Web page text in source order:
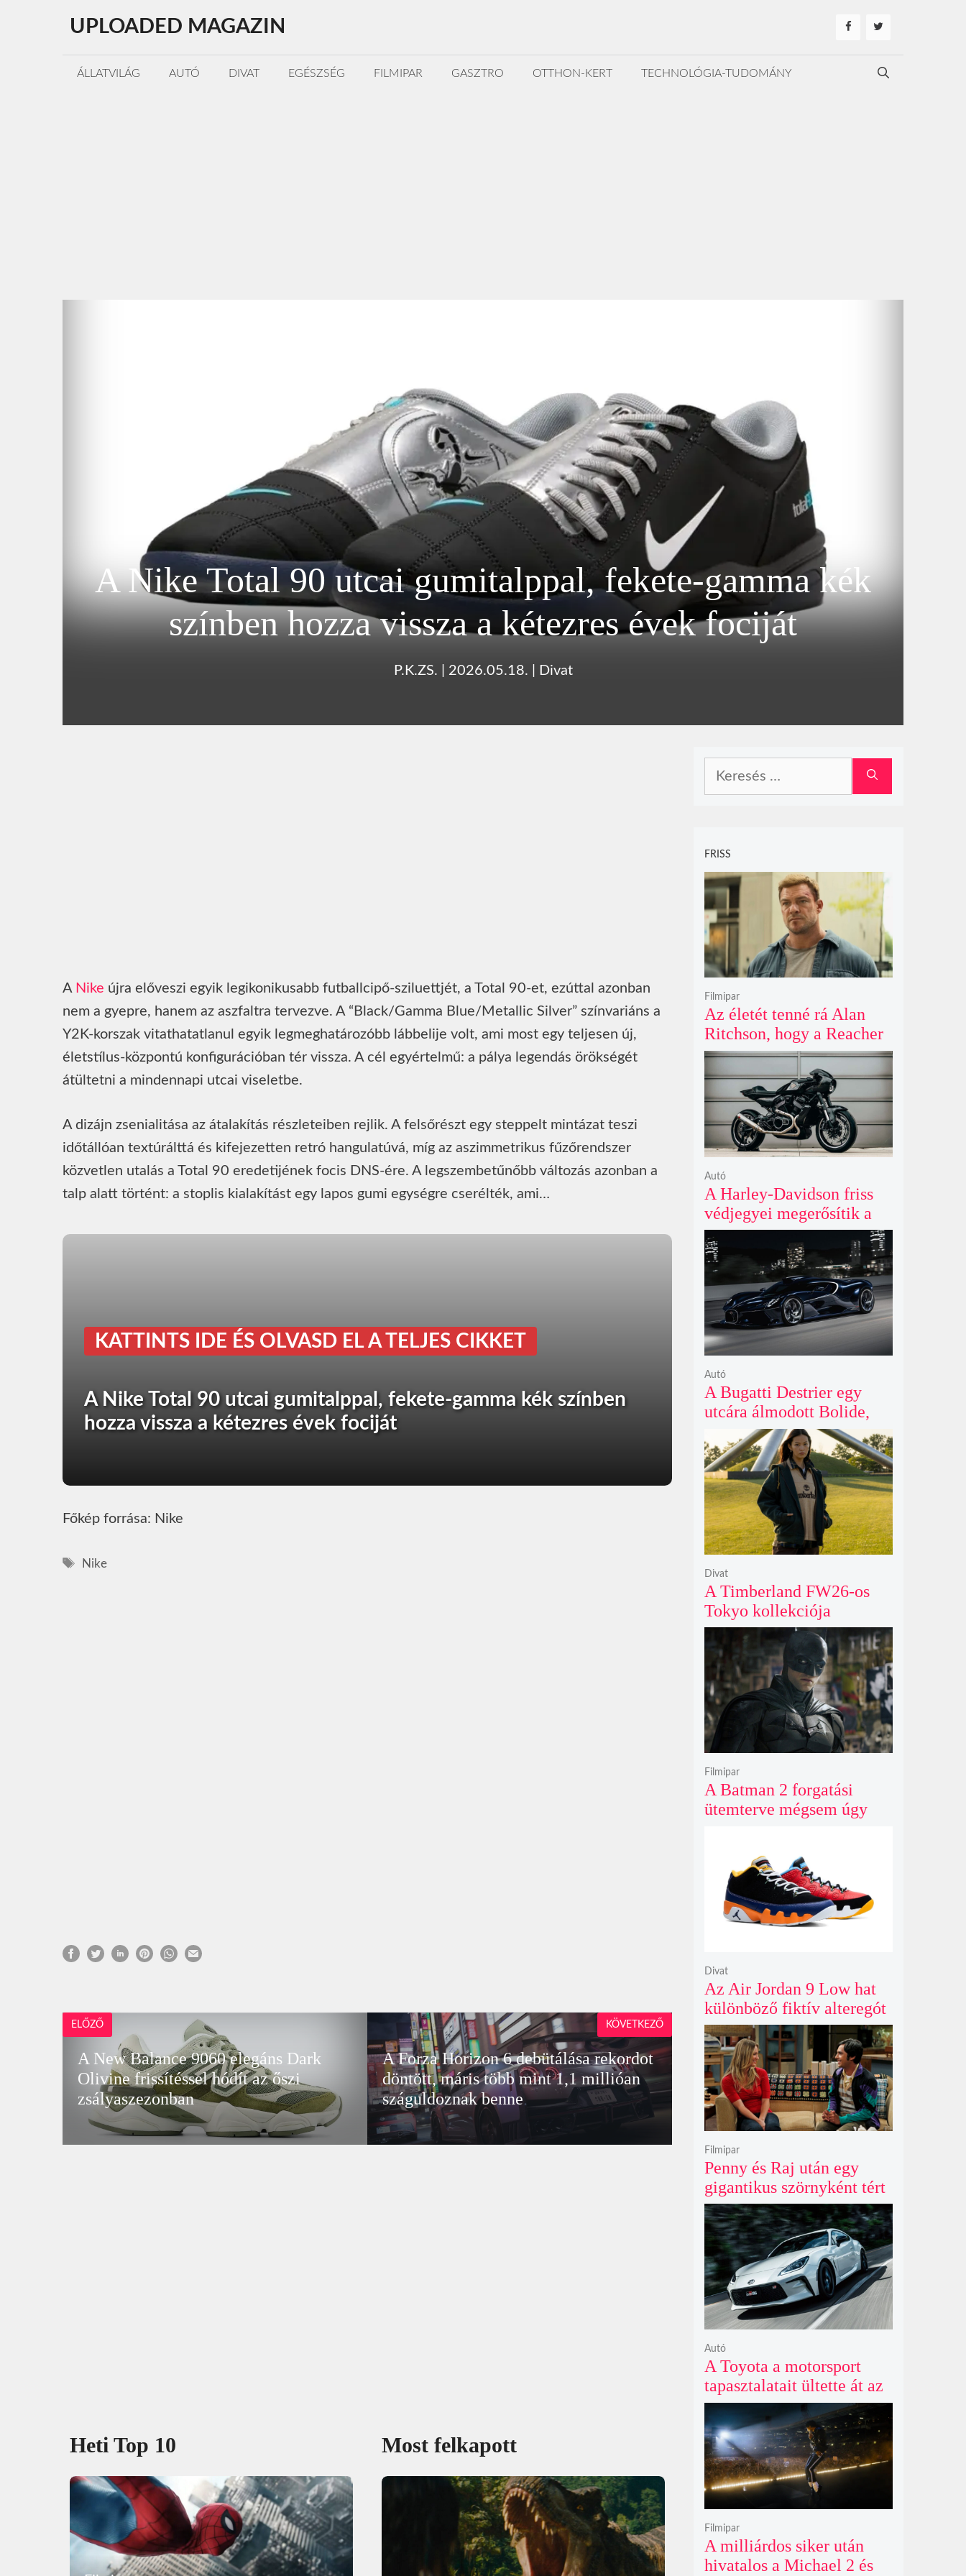
tartalomba
UPLOADED MAGAZIN
ÁLLATVILÁG AUTÓ DIVAT EGÉSZSÉG FILMIPAR GASZTRO OTTHON-KERT TECHNOLÓGIA-TUDOMÁNY
A Nike Total 90 utcai gumitalppal, fekete-gamma kék
színben hozza vissza a kétezres évek fociját
P.K.ZS. 2026.05.18. Divat
A Nike újra előveszi egyik legikonikusabb futballcipő-sziluettjét, a Total 90-et, ezúttal azonban
nem a gyepre, hanem az aszfaltra tervezve. A “Black/Gamma Blue/Metallic Silver” színvariáns a
Y2K-korszak vitathatatlanul egyik legmeghatározóbb lábbelije volt, ami most egy teljesen új,
életstílus-központú konfigurációban tér vissza. A cél egyértelmű: a pálya legendás örökségét
átültetni a mindennapi utcai viseletbe.
A dizájn zsenialitása az átalakítás részleteiben rejlik. A felsőrészt egy steppelt mintázat teszi
időtállóan textúrálttá és kifejezetten retró hangulatúvá, míg az aszimmetrikus fűzőrendszer
közvetlen utalás a Total 90 eredetijének focis DNS-ére. A legszembetűnőbb változás azonban a
talp alatt történt: a stoplis kialakítást egy lapos gumi egységre cserélték, ami…
KATTINTS IDE ÉS OLVASD EL A TELJES CIKKET
A Nike Total 90 utcai gumitalppal, fekete-gamma kék színben
hozza vissza a kétezres évek fociját
Főkép forrása: Nike
Címkék
Nike
ELŐZŐ
A New Balance 9060 elegáns Dark
Olivine frissítéssel hódít az őszi
zsályaszezonban
A Forza Horizon 6 debütálása rekordot
döntött, máris több mint 1,1 millióan
száguldoznak benne
KÖVETKEZŐ
Heti Top 10 Most felkapott
FRISS
Az életét tenné rá Alan
Ritchson, hogy a Reacher
negyedik évada mindent
felülmúl
Filmipar
A Harley-Davidson friss
védjegyei megerősítik a
lenyűgöző café racer és
flat tracker szériagyártását
Autó
A Bugatti Destrier egy
utcára álmodott Bolide,
ami a pályaautók
brutalitását öltözteti
egyedi karosszériába
Autó
A Timberland FW26-os
Tokyo kollekciója
flanellel, kordbársonnyal
és bőrrel gondolja újra az
időtlen örökséget
Divat
A Batman 2 forgatási
ütemterve mégsem úgy
Filmipar
Az Air Jordan 9 Low hat
különböző fiktív alteregót
gyúr egyetlen őrült
dizájnba
Divat
Penny és Raj után egy
gigantikus szörnyként tért
vissza valaki az
Agymenők legújabb spin-
offjában
Filmipar
A Toyota a motorsport
tapasztalatait ültette át az
új GR86 vezethetőségébe
és biztonságába
Autó
A milliárdos siker után
hivatalos a Michael 2 és
Filmipar